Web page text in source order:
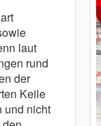
laut
rund
der
Keile
und nicht